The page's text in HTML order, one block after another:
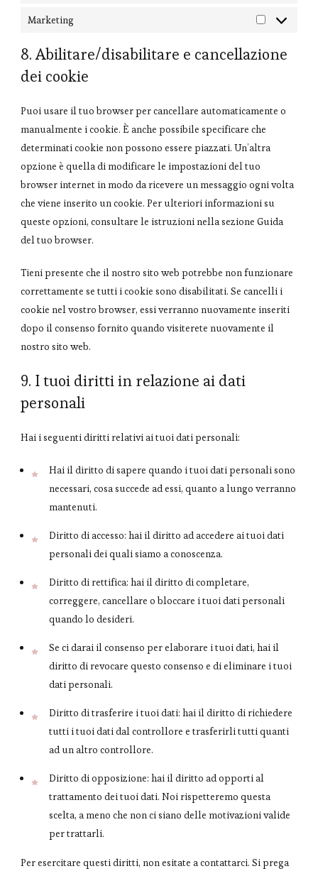
Marketing
Marketing
8. Abilitare/disabilitare e cancellazione
dei cookie
Puoi usare il tuo browser per cancellare automaticamente o
manualmente i cookie. È anche possibile specificare che
determinati cookie non possono essere piazzati. Un’altra
opzione è quella di modificare le impostazioni del tuo
browser internet in modo da ricevere un messaggio ogni volta
che viene inserito un cookie. Per ulteriori informazioni su
queste opzioni, consultare le istruzioni nella sezione Guida
del tuo browser.
Tieni presente che il nostro sito web potrebbe non funzionare
correttamente se tutti i cookie sono disabilitati. Se cancelli i
cookie nel vostro browser, essi verranno nuovamente inseriti
dopo il consenso fornito quando visiterete nuovamente il
nostro sito web.
9. I tuoi diritti in relazione ai dati
personali
Hai i seguenti diritti relativi ai tuoi dati personali:
Hai il diritto di sapere quando i tuoi dati personali sono
necessari, cosa succede ad essi, quanto a lungo verranno
mantenuti.
Diritto di accesso: hai il diritto ad accedere ai tuoi dati
personali dei quali siamo a conoscenza.
Diritto di rettifica: hai il diritto di completare,
correggere, cancellare o bloccare i tuoi dati personali
quando lo desideri.
Se ci darai il consenso per elaborare i tuoi dati, hai il
diritto di revocare questo consenso e di eliminare i tuoi
dati personali.
Diritto di trasferire i tuoi dati: hai il diritto di richiedere
tutti i tuoi dati dal controllore e trasferirli tutti quanti
ad un altro controllore.
Diritto di opposizione: hai il diritto ad opporti al
trattamento dei tuoi dati. Noi rispetteremo questa
scelta, a meno che non ci siano delle motivazioni valide
per trattarli.
Per esercitare questi diritti, non esitate a contattarci. Si prega